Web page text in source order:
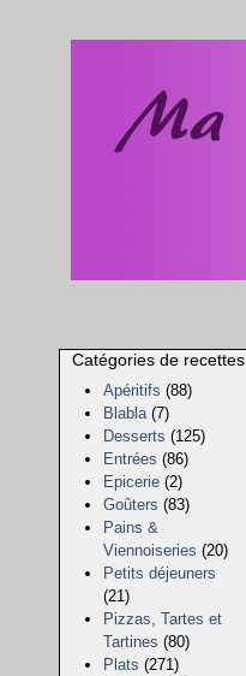
Catégories de recettes
Apéritifs (88)
Blabla (7)
Desserts (125)
Entrées (86)
Epicerie (2)
Goûters (83)
Pains &
Viennoiseries (20)
Petits déjeuners
(21)
Pizzas, Tartes et
Tartines (80)
Plats (271)